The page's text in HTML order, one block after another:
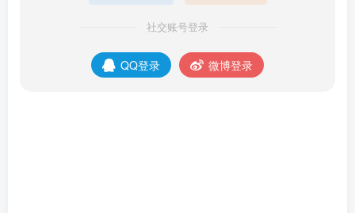
社交账号登录
QQ登录 微博登录